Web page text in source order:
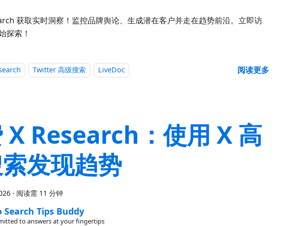
获取实时洞察！监控品牌舆论、生成潜在客户并走在趋势前沿。立即访
探索！
Twitter 高级搜索 LiveDoc 阅读更多
X Research：使用 X 高
发现趋势
· 阅读需 11 分钟
Search Tips Buddy
to answers at your fingertips